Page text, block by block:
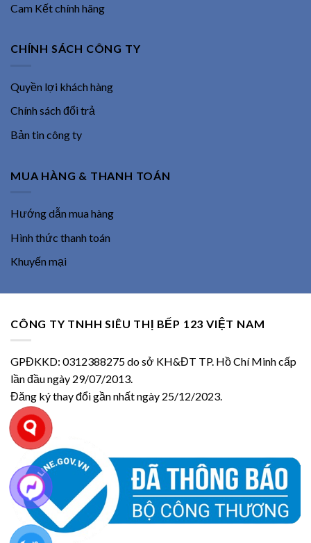
Cam Kết chính hãng
CHÍNH SÁCH CÔNG TY
Quyền lợi khách hàng
Chính sách đổi trả
Bản tin công ty
MUA HÀNG & THANH TOÁN
Hướng dẫn mua hàng
Hình thức thanh toán
Khuyến mại
CÔNG TY TNHH SIÊU THỊ BẾP 123 VIỆT NAM
GPĐKKD: 0312388275 do sở KH&ĐT TP. Hồ Chí Minh cấp
lần đầu ngày 29/07/2013.
Đăng ký thay đổi gần nhất ngày 25/12/2023.